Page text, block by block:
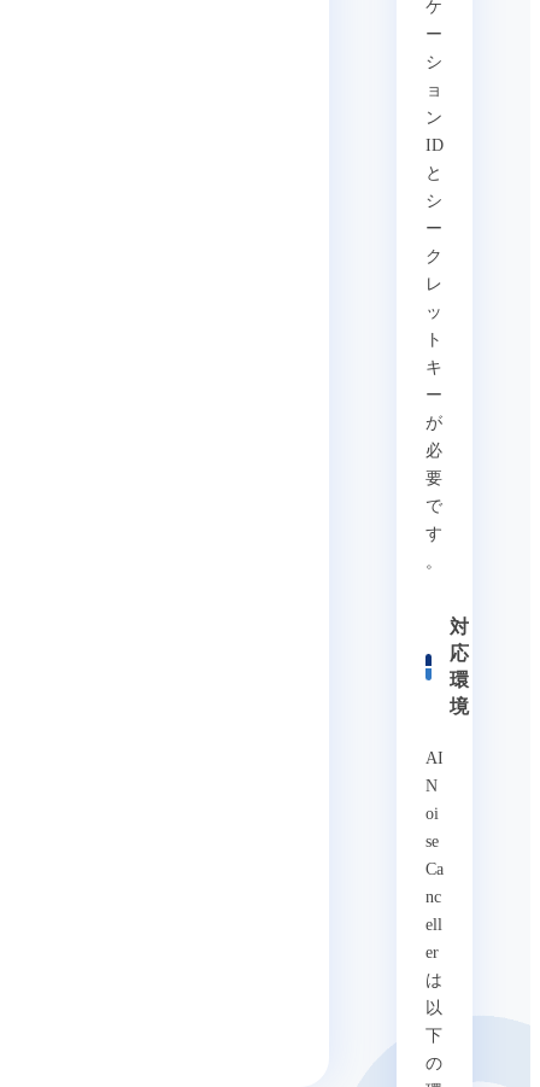
ケ
ー
シ
ョ
ン
ID
と
シ
ー
ク
レ
ッ
ト
キ
ー
が
必
要
で
す
。
対
応
環
境
AI
N
oi
se
Ca
nc
ell
er
は
以
下
の